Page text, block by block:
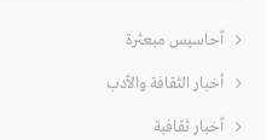
أحاسيس مبعثرة
أخبار الثقافة والأدب
أخبار ثقافية